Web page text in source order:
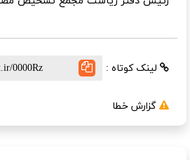
لینک کوتاه :
گزارش خطا